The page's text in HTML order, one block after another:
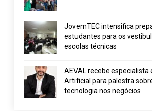
JovemTEC intensifica
estudantes para os
escolas técnicas
AEVAL recebe especialista
Artificial para palestra
tecnologia nos negócios